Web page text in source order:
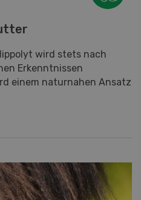
wird stets nach
Erkenntnissen
einem naturnahen Ansatz